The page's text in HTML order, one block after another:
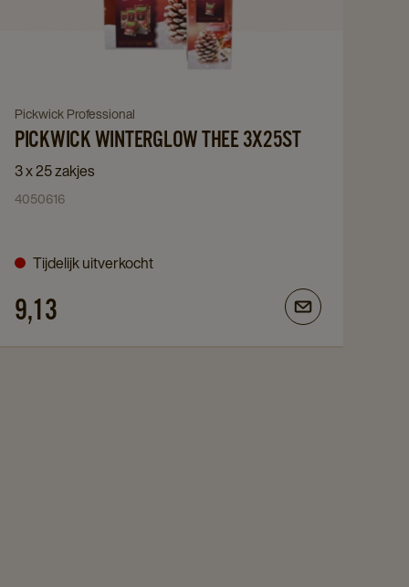
Winterglow
thee
3x25ST
Navigate
to
Pickwick
Winterglow
details
Pickwick Professional
PICKWICK WINTERGLOW THEE 3X25ST
3 x 25 zakjes
4050616
Tijdelijk uitverkocht
9,13